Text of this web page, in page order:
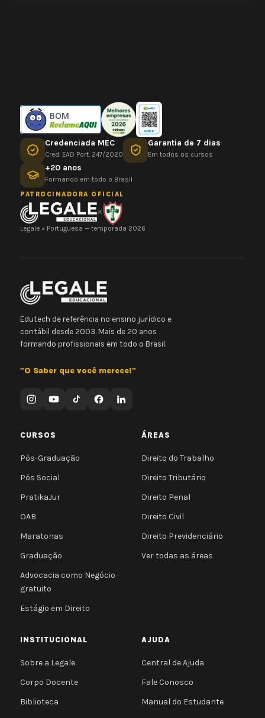
BOM
Credenciada MEC
Cred. EAD Port. 247/2020
Garantia de 7 dias
Em todos os cursos
+20 anos
Formando em todo o Brasil
PATROCINADORA OFICIAL
×
Legale × Portuguesa — temporada 2026
Edutech de referência no ensino jurídico e
contábil desde 2003. Mais de 20 anos
formando profissionais em todo o Brasil.
"O Saber que você merece!"
CURSOS
Pós-Graduação
Pós Social
PratikaJur
OAB
Maratonas
Graduação
Advocacia como Negócio ·
gratuito
Estágio em Direito
ÁREAS
Direito do Trabalho
Direito Tributário
Direito Penal
Direito Civil
Direito Previdenciário
Ver todas as áreas
INSTITUCIONAL
Sobre a Legale
Corpo Docente
Biblioteca
AJUDA
Central de Ajuda
Fale Conosco
Manual do Estudante